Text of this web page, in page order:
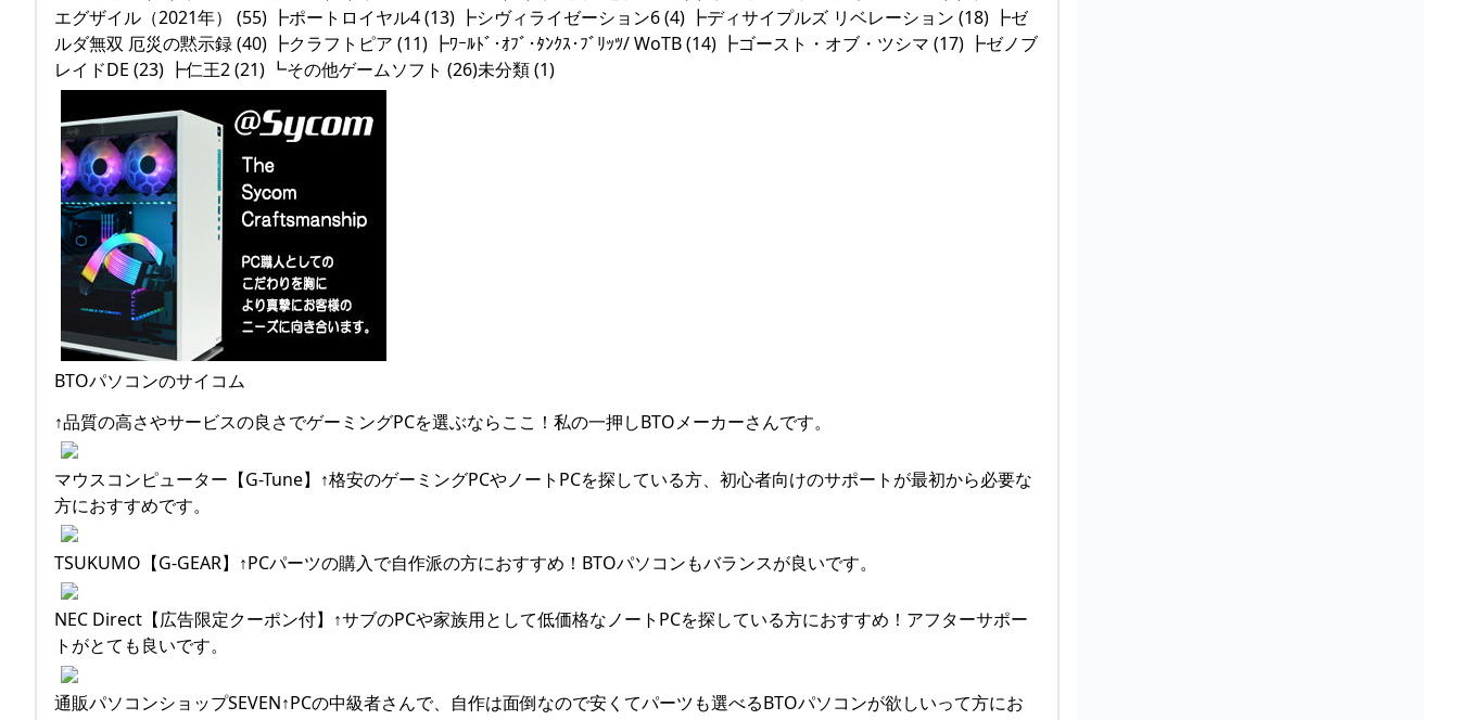
エグザイル（2021年） (55) ┣ポートロイヤル4 (13) ┣シヴィライゼーション6 (4) ┣ディサイプルズ リベレーション (18) ┣ゼ
ルダ無双 厄災の黙示録 (40) ┣クラフトピア (11) ┣ﾜｰﾙﾄﾞ･ｵﾌﾞ･ﾀﾝｸｽ･ﾌﾞﾘｯﾂ/ WoTB (14) ┣ゴースト・オブ・ツシマ (17) ┣ゼノブ
レイドDE (23) ┣仁王2 (21) ┗その他ゲームソフト (26)未分類 (1)
BTOパソコンのサイコム
↑品質の高さやサービスの良さでゲーミングPCを選ぶならここ！私の一押しBTOメーカーさんです。
マウスコンピューター【G-Tune】↑格安のゲーミングPCやノートPCを探している方、初心者向けのサポートが最初から必要な
方におすすめです。
TSUKUMO【G-GEAR】↑PCパーツの購入で自作派の方におすすめ！BTOパソコンもバランスが良いです。
NEC Direct【広告限定クーポン付】↑サブのPCや家族用として低価格なノートPCを探している方におすすめ！アフターサポー
トがとても良いです。
通販パソコンショップSEVEN↑PCの中級者さんで、自作は面倒なので安くてパーツも選べるBTOパソコンが欲しいって方にお